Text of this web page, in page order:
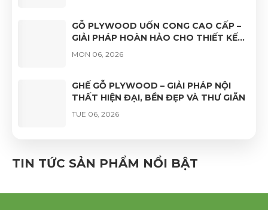
GỖ PLYWOOD UỐN CONG CAO CẤP –
GIẢI PHÁP HOÀN HẢO CHO THIẾT KẾ
NỘI THẤT HIỆN ĐẠI
MON 06, 2026
GHẾ GỖ PLYWOOD – GIẢI PHÁP NỘI
THẤT HIỆN ĐẠI, BỀN ĐẸP VÀ THƯ GIÃN
TUE 06, 2026
CAO CẤP – VẺ ĐẸP TỰ NHIÊN, ĐỘ BỀN
VƯỢT TRỘI
TIN TỨC SẢN PHẨM NỔI BẬT